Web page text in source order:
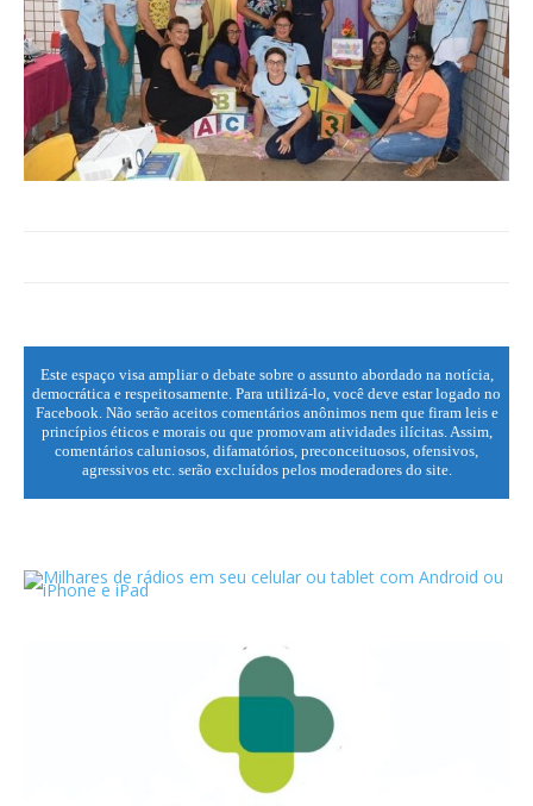
Este espaço visa ampliar o debate sobre o assunto abordado na notícia,
democrática e respeitosamente. Para utilizá-lo, você deve estar logado no
Facebook. Não serão aceitos comentários anônimos nem que firam leis e
princípios éticos e morais ou que promovam atividades ilícitas. Assim,
comentários caluniosos, difamatórios, preconceituosos, ofensivos,
agressivos etc. serão excluídos pelos moderadores do site.